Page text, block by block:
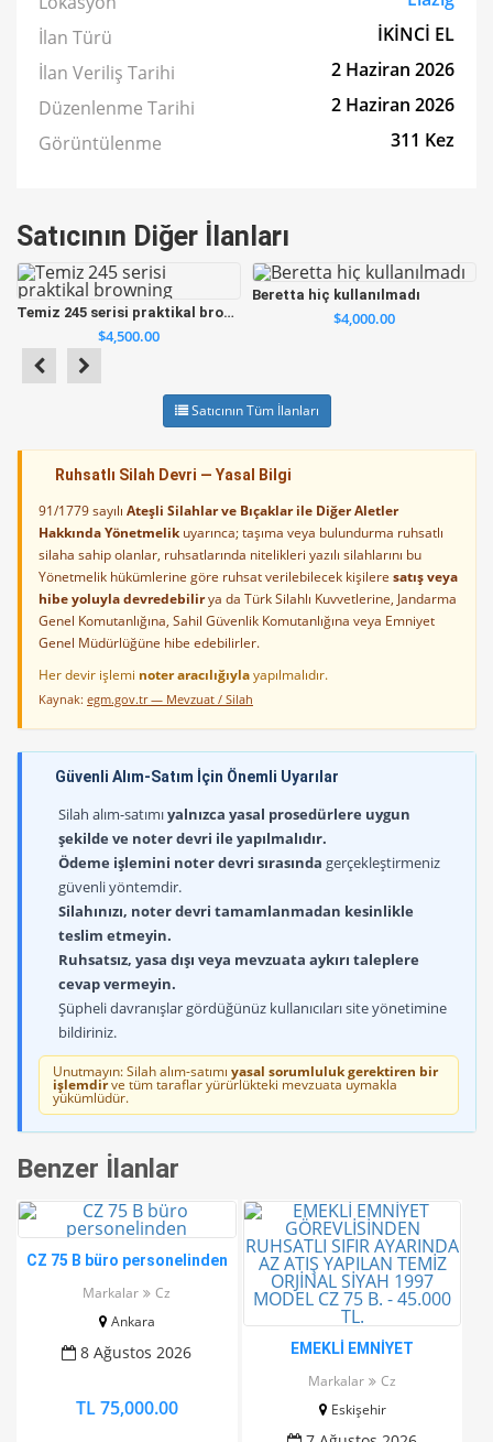
İlan Türü
İKİNCİ EL
İlan Veriliş Tarihi
2 Haziran 2026
Düzenlenme Tarihi
2 Haziran 2026
Görüntülenme
311 Kez
Satıcının Diğer İlanları
Temiz 245 serisi praktikal browning
$4,500.00
Beretta hiç kullanılmadı
$4,000.00
Satıcının Tüm İlanları
Ruhsatlı Silah Devri — Yasal Bilgi
91/1779 sayılı Ateşli Silahlar ve Bıçaklar ile Diğer Aletler
Hakkında Yönetmelikuyarınca; taşıma veya bulundurma ruhsatlı
silaha sahip olanlar, ruhsatlarında nitelikleri yazılı silahlarını bu
Yönetmelik hükümlerine göre ruhsat verilebilecek kişilere satış veya
hibe yoluyla devredebilirya da Türk Silahlı Kuvvetlerine, Jandarma
Genel Komutanlığına, Sahil Güvenlik Komutanlığına veya Emniyet
Genel Müdürlüğüne hibe edebilirler.
Her devir işlemi noter aracılığıylayapılmalıdır.
Kaynak: egm.gov.tr — Mevzuat / Silah
Güvenli Alım-Satım İçin Önemli Uyarılar
Silah alım-satımıyalnızca yasal prosedürlere uygun
şekilde ve noter devri ile yapılmalıdır.
Ödeme işlemini noter devri sırasında gerçekleştirmeniz
güvenli yöntemdir.
Silahınızı, noter devri tamamlanmadan kesinlikle
teslim etmeyin.
Ruhsatsız, yasa dışı veya mevzuata aykırı taleplere
cevap vermeyin.
Şüpheli davranışlar gördüğünüz kullanıcıları site yönetimine
bildiriniz.
Unutmayın: Silah alım-satımı yasal sorumluluk gerektiren bir
işlemdirve tüm taraflar yürürlükteki mevzuata uymakla
yükümlüdür.
Benzer İlanlar
CZ 75 B büro personelinden
Markalar
Cz
Ankara
8 Ağustos 2026
TL 75,000.00
EMEKLİ EMNİYET
YAPILAN TEMİZ ORJİNAL
SİYAH 1997 MODEL CZ 75 B.
Markalar
Cz
Eskişehir